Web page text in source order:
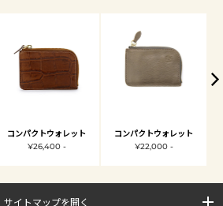
コンパクトウォレット
¥26,400 -
コンパクトウォレット
¥22,000 -
サイトマップを開く